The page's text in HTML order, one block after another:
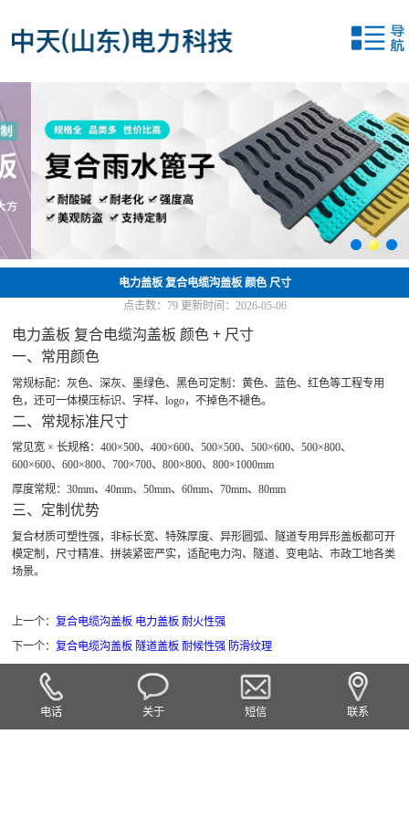
电力盖板 复合电缆沟盖板 颜色 尺寸
点击数：
79更新时间：2026-05-06
电力盖板 复合电缆沟盖板 颜色 + 尺寸
一、常用颜色
常规标配：灰色、深灰、墨绿色、黑色可定制：黄色、蓝色、红色等工程专用
色，还可一体模压标识、字样、logo，不掉色不褪色。
二、常规标准尺寸
常见宽 × 长规格：400×500、400×600、500×500、500×600、500×800、
600×600、600×800、700×700、800×800、800×1000mm
厚度常规：30mm、40mm、50mm、60mm、70mm、80mm
三、定制优势
复合材质可塑性强，非标长宽、特殊厚度、异形圆弧、隧道专用异形盖板都可开
模定制，尺寸精准、拼装紧密严实，适配电力沟、隧道、变电站、市政工地各类
场景。
上一个：复合电缆沟盖板 电力盖板 耐火性强
下一个：复合电缆沟盖板 隧道盖板 耐候性强 防滑纹理
电话 关于 短信 联系
产品中心
新闻中心
应用案例
联系我们